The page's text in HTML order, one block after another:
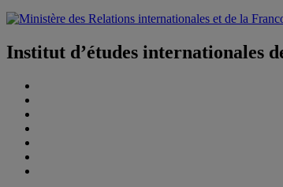
Institut d’études internationales